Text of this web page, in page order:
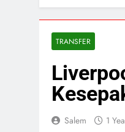
TRANSFER
Salem 1